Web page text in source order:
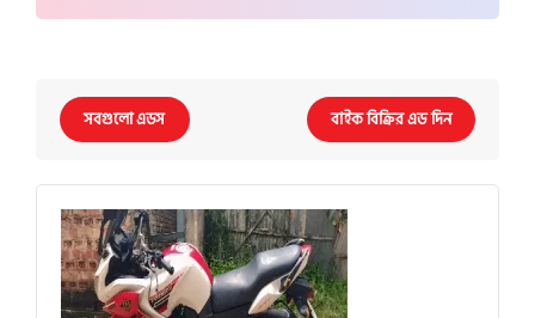
সবগুলো এডস বাইক বিক্রির এড দিন